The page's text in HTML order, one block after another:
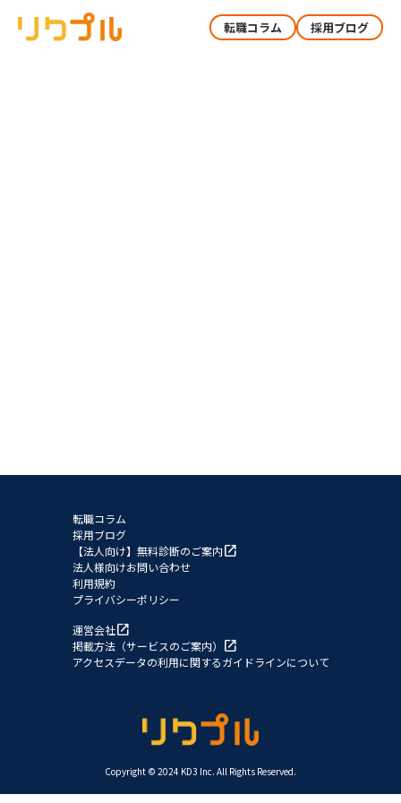
転職コラム 採用ブログ
転職コラム
採用ブログ
【法人向け】無料診断のご案内open_in_new
法人様向けお問い合わせ
利用規約
プライバシーポリシー
運営会社open_in_new
掲載方法（サービスのご案内） open_in_new
アクセスデータの利用に関するガイドラインについて
Copyright © 2024 KD3 Inc. All Rights Reserved.